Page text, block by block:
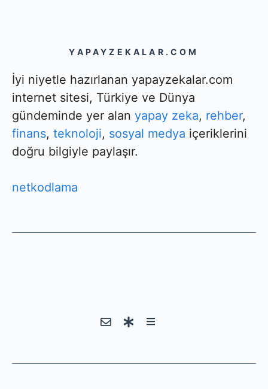
YAPAYZEKALAR.COM
İyi niyetle hazırlanan yapayzekalar.com
internet sitesi, Türkiye ve Dünya
gündeminde yer alan yapay zeka, rehber,
finans, teknoloji, sosyal medya içeriklerini
doğru bilgiyle paylaşır.
netkodlama